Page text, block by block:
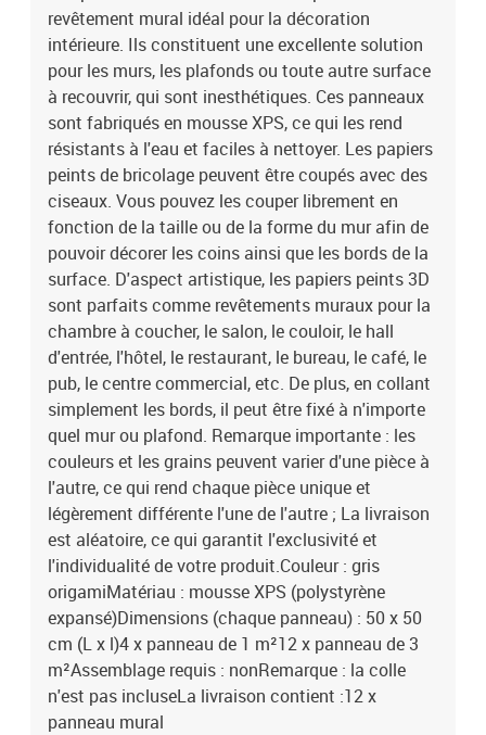
peuvent varier d'une pièce à l'autre, ce qui rend chaque pièce
unique et légèrement différente l'une de l'autre ; La livraison est
aléatoire, ce qui garantit l'exclusivité et l'individualité de votre
produit.Couleur : gris origamiMatériau : mousse XPS (polystyrène
expansé)Dimensions (chaque panneau) : 50 x 50 cm (L x l)4 x
panneau de 1 m²12 x panneau de 3 m²Assemblage requis :
nonRemarque : la colle n'est pas incluseLa livraison contient :12 x
panneau mural
revêtement mural idéal pour la décoration
intérieure. Ils constituent une excellente solution
pour les murs, les plafonds ou toute autre surface
à recouvrir, qui sont inesthétiques. Ces panneaux
sont fabriqués en mousse XPS, ce qui les rend
résistants à l'eau et faciles à nettoyer. Les papiers
peints de bricolage peuvent être coupés avec des
ciseaux. Vous pouvez les couper librement en
fonction de la taille ou de la forme du mur afin de
pouvoir décorer les coins ainsi que les bords de la
surface. D'aspect artistique, les papiers peints 3D
sont parfaits comme revêtements muraux pour la
chambre à coucher, le salon, le couloir, le hall
d'entrée, l'hôtel, le restaurant, le bureau, le café, le
pub, le centre commercial, etc. De plus, en collant
simplement les bords, il peut être fixé à n'importe
quel mur ou plafond. Remarque importante : les
couleurs et les grains peuvent varier d'une pièce à
l'autre, ce qui rend chaque pièce unique et
légèrement différente l'une de l'autre ; La livraison
est aléatoire, ce qui garantit l'exclusivité et
l'individualité de votre produit.Couleur : gris
origamiMatériau : mousse XPS (polystyrène
expansé)Dimensions (chaque panneau) : 50 x 50
cm (L x l)4 x panneau de 1 m²12 x panneau de 3
m²Assemblage requis : nonRemarque : la colle
n'est pas incluseLa livraison contient :12 x
panneau mural